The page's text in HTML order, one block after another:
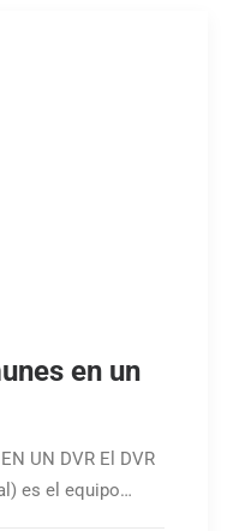
en un
UN DVR El DVR
es el equipo…